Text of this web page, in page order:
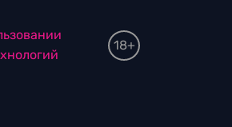
18+